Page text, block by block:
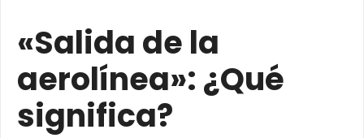
«Salida de la
aerolínea»: ¿Qué
significa?